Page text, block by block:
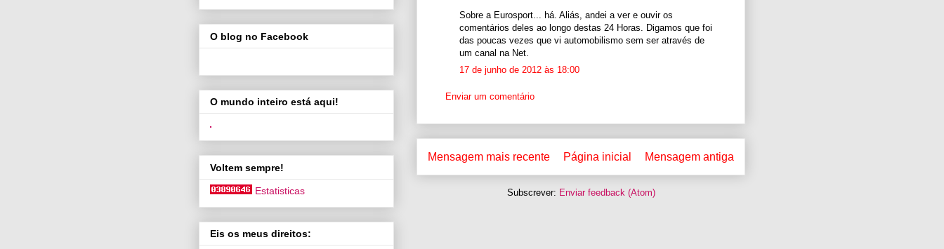
Sobre a Eurosport... há. Aliás, andei a ver e ouvir os
comentários deles ao longo destas 24 Horas. Digamos que foi
das poucas vezes que vi automobilismo sem ser através de
um canal na Net.
17 de junho de 2012 às 18:00
Enviar um comentário
Mensagem mais recente Mensagem antiga
Página inicial
Subscrever: Enviar feedback (Atom)
O blog no Facebook
O mundo inteiro está aqui!
Voltem sempre!
Estatisticas
Eis os meus direitos: